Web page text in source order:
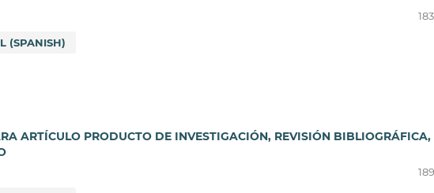
(SPANISH)
ARTÍCULO PRODUCTO DE INVESTIGACIÓN, REVISIÓN BIBLIOGRÁFICA,